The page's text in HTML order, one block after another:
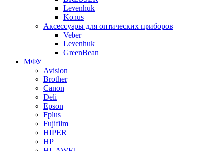
Levenhuk
Konus
Аксессуары для оптических приборов
Veber
Levenhuk
GreenBean
МФУ
Avision
Brother
Canon
Deli
Epson
Fplus
Fujifilm
HIPER
HP